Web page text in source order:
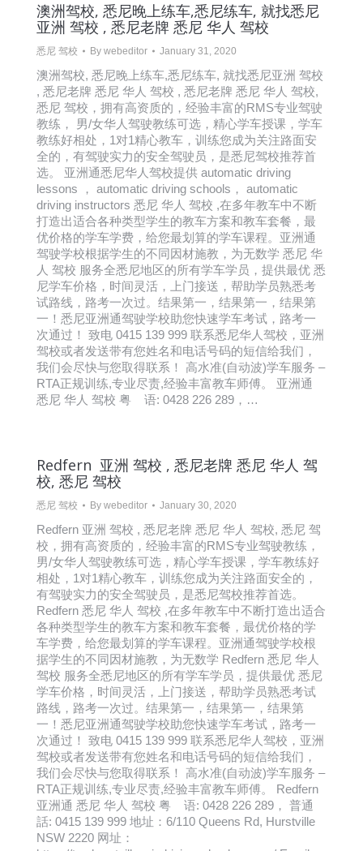
澳洲驾校, 悉尼晚上练车,悉尼练车, 就找悉尼
亚洲 驾校 , 悉尼老牌 悉尼 华人 驾校
悉尼 驾校 By webeditor January 31, 2020
澳洲驾校, 悉尼晚上练车,悉尼练车, 就找悉尼亚洲 驾校
, 悉尼老牌 悉尼 华人 驾校 , 悉尼老牌 悉尼 华人 驾校,
悉尼 驾校，拥有高资质的，经验丰富的RMS专业驾驶
教练， 男/女华人驾驶教练可选，精心学车授课，学车
教练好相处，1对1精心教车，训练您成为关注路面安
全的，有驾驶实力的安全驾驶员，是悉尼驾校推荐首
选。 亚洲通悉尼华人驾校提供 automatic driving
lessons ， automatic driving schools， automatic
driving instructors 悉尼 华人 驾校 ,在多年教车中不断
打造出适合各种类型学生的教车方案和教车套餐，最
优价格的学车学费，给您最划算的学车课程。亚洲通
驾驶学校根据学生的不同因材施教，为无数学 悉尼 华
人 驾校 服务全悉尼地区的所有学车学员，提供最优 悉
尼学车价格，时间灵活，上门接送，帮助学员熟悉考
试路线，路考一次过。结果第一，结果第一，结果第
一！悉尼亚洲通驾驶学校助您快速学车考试，路考一
次通过！ 致电 0415 139 999 联系悉尼华人驾校，亚洲
驾校或者发送带有您姓名和电话号码的短信给我们，
我们会尽快与您取得联系！ 高水准(自动波)学车服务 –
RTA正规训练,专业尽责,经验丰富教车师傅。 亚洲通
悉尼 华人 驾校 粤 语: 0428 226 289，…
Redfern 亚洲 驾校 , 悉尼老牌 悉尼 华人 驾
校, 悉尼 驾校
悉尼 驾校 By webeditor January 30, 2020
Redfern 亚洲 驾校 , 悉尼老牌 悉尼 华人 驾校, 悉尼 驾
校，拥有高资质的，经验丰富的RMS专业驾驶教练，
男/女华人驾驶教练可选，精心学车授课，学车教练好
相处，1对1精心教车，训练您成为关注路面安全的，
有驾驶实力的安全驾驶员，是悉尼驾校推荐首选。
Redfern 悉尼 华人 驾校 ,在多年教车中不断打造出适合
各种类型学生的教车方案和教车套餐，最优价格的学
车学费，给您最划算的学车课程。亚洲通驾驶学校根
据学生的不同因材施教，为无数学 Redfern 悉尼 华人
驾校 服务全悉尼地区的所有学车学员，提供最优 悉尼
学车价格，时间灵活，上门接送，帮助学员熟悉考试
路线，路考一次过。结果第一，结果第一，结果第
一！悉尼亚洲通驾驶学校助您快速学车考试，路考一
次通过！ 致电 0415 139 999 联系悉尼华人驾校，亚洲
驾校或者发送带有您姓名和电话号码的短信给我们，
我们会尽快与您取得联系！ 高水准(自动波)学车服务 –
RTA正规训练,专业尽责,经验丰富教车师傅。 Redfern
亚洲通 悉尼 华人 驾校 粤 语: 0428 226 289， 普通
話: 0415 139 999 地址：6/110 Queens Rd, Hurstville
NSW 2220 网址：